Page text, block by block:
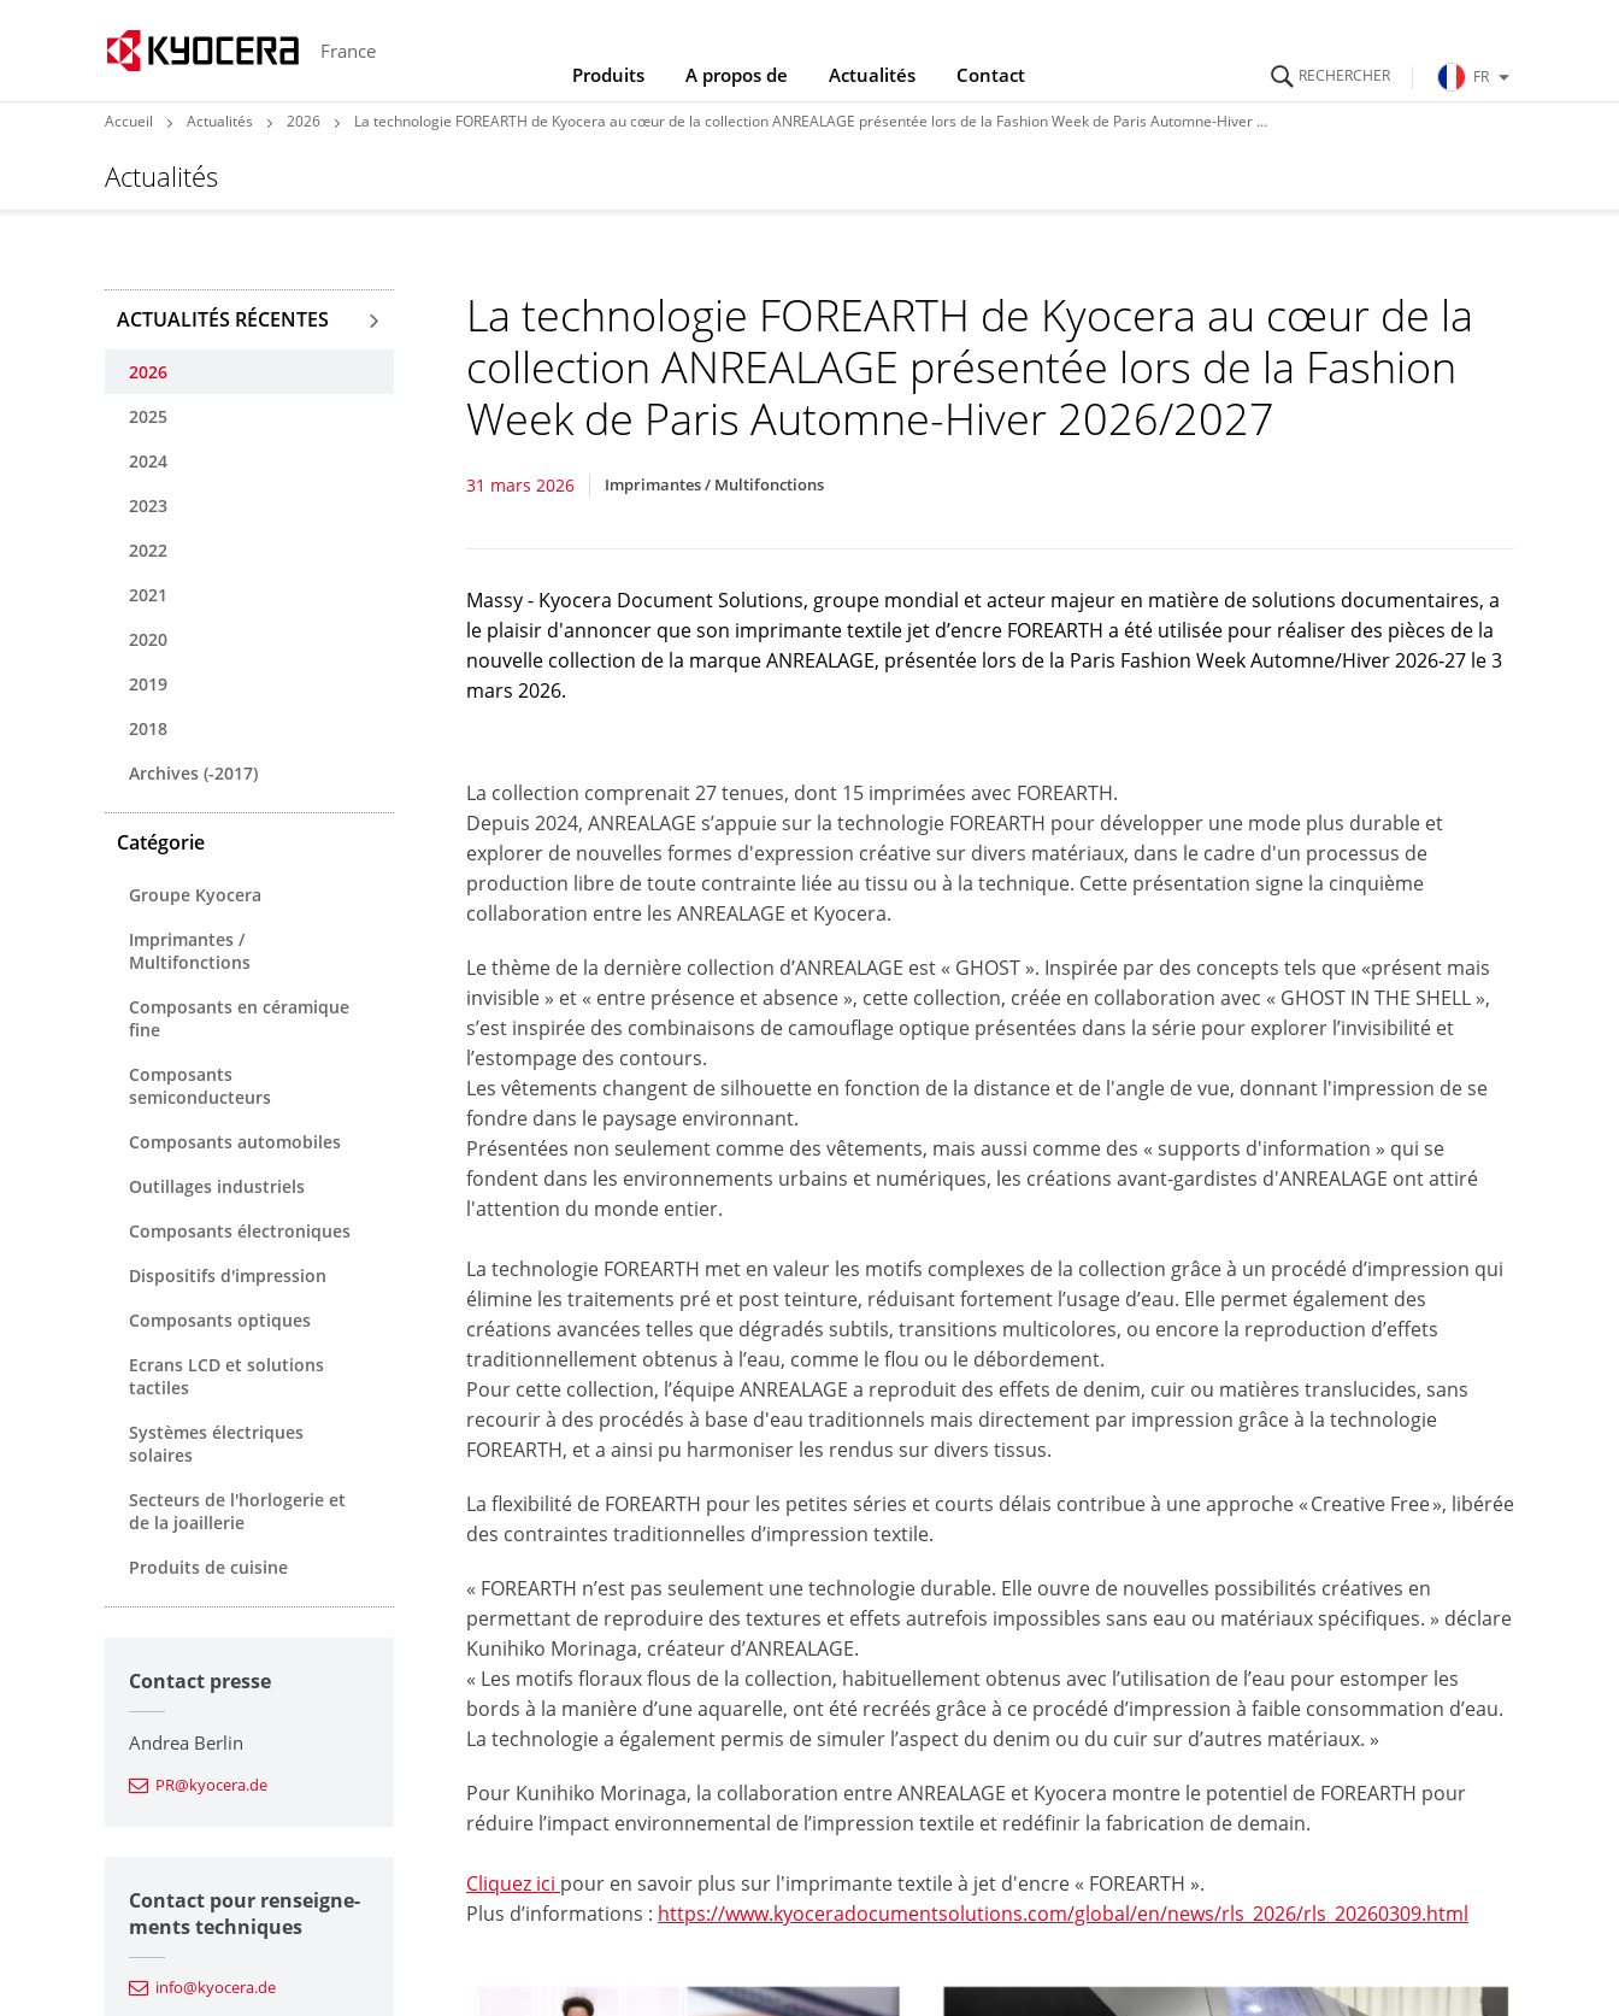
France
Produits
A propos de Actualités Contact FR
Accueil Actualités 2026 La technologie FOREARTH de Kyocera au cœur de la collection ANREALAGE présentée lors de la Fashion Week de Paris Automne-Hiver 2026/2027
Actualités
La technologie FOREARTH de Kyocera au cœur de la
collection ANREALAGE présentée lors de la Fashion
Week de Paris Automne-Hiver 2026/2027
31 mars 2026 Imprimantes / Multifonctions
Massy - Kyocera Document Solutions, groupe mondial et acteur majeur en matière de solutions documentaires, a
le plaisir d'annoncer que son imprimante textile jet d’encre FOREARTH a été utilisée pour réaliser des pièces de la
nouvelle collection de la marque ANREALAGE, présentée lors de la Paris Fashion Week Automne/Hiver 2026‑27 le 3
mars 2026.
La collection comprenait 27 tenues, dont 15 imprimées avec FOREARTH.
Depuis 2024, ANREALAGE s’appuie sur la technologie FOREARTH pour développer une mode plus durable et
explorer de nouvelles formes d'expression créative sur divers matériaux, dans le cadre d'un processus de
production libre de toute contrainte liée au tissu ou à la technique. Cette présentation signe la cinquième
collaboration entre les ANREALAGE et Kyocera.
Le thème de la dernière collection d’ANREALAGE est « GHOST ». Inspirée par des concepts tels que «présent mais
invisible » et « entre présence et absence », cette collection, créée en collaboration avec « GHOST IN THE SHELL »,
s’est inspirée des combinaisons de camouflage optique présentées dans la série pour explorer l’invisibilité et
l’estompage des contours.
Les vêtements changent de silhouette en fonction de la distance et de l'angle de vue, donnant l'impression de se
fondre dans le paysage environnant.
Présentées non seulement comme des vêtements, mais aussi comme des « supports d'information » qui se
fondent dans les environnements urbains et numériques, les créations avant-gardistes d'ANREALAGE ont attiré
l'attention du monde entier.
La technologie FOREARTH met en valeur les motifs complexes de la collection grâce à un procédé d’impression qui
élimine les traitements pré et post teinture, réduisant fortement l’usage d’eau. Elle permet également des
créations avancées telles que dégradés subtils, transitions multicolores, ou encore la reproduction d’effets
traditionnellement obtenus à l’eau, comme le flou ou le débordement.
Pour cette collection, l’équipe ANREALAGE a reproduit des effets de denim, cuir ou matières translucides, sans
recourir à des procédés à base d'eau traditionnels mais directement par impression grâce à la technologie
FOREARTH, et a ainsi pu harmoniser les rendus sur divers tissus.
La flexibilité de FOREARTH pour les petites séries et courts délais contribue à une approche « Creative Free », libérée
des contraintes traditionnelles d’impression textile.
« FOREARTH n’est pas seulement une technologie durable. Elle ouvre de nouvelles possibilités créatives en
permettant de reproduire des textures et effets autrefois impossibles sans eau ou matériaux spécifiques. » déclare
Kunihiko Morinaga, créateur d’ANREALAGE.
« Les motifs floraux flous de la collection, habituellement obtenus avec l’utilisation de l’eau pour estomper les
bords à la manière d’une aquarelle, ont été recréés grâce à ce procédé d’impression à faible consommation d’eau.
La technologie a également permis de simuler l’aspect du denim ou du cuir sur d’autres matériaux. »
Pour Kunihiko Morinaga, la collaboration entre ANREALAGE et Kyocera montre le potentiel de FOREARTH pour
réduire l’impact environnemental de l’impression textile et redéfinir la fabrication de demain.
Cliquez ici pour en savoir plus sur l'imprimante textile à jet d'encre « FOREARTH ».
Plus d’informations : https://www.kyoceradocumentsolutions.com/global/en/news/rls_2026/rls_20260309.html
ACTUALITÉS RÉCENTES
2026
2025
2024
2023
2022
2021
2020
2019
2018
Archives (-2017)
Catégorie
Groupe Kyocera
Imprimantes /
Multifonctions
Composants en céramique
fine
Composants
semiconducteurs
Composants automobiles
Outillages industriels
Composants électroniques
Dispositifs d'impression
Composants optiques
Ecrans LCD et solutions
tactiles
Systèmes électriques
solaires
Secteurs de l'horlogerie et
de la joaillerie
Produits de cuisine
Contact presse
Andrea Berlin
PR@kyocera.de
Contact pour renseigne-
ments techniques
info@kyocera.de